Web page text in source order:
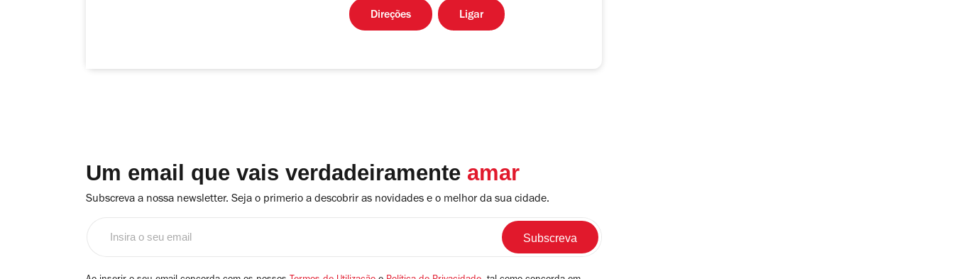
Direções Ligar
Um email que vais verdadeiramente amar
Subscreva a nossa newsletter. Seja o primerio a descobrir as novidades e o melhor da sua cidade.